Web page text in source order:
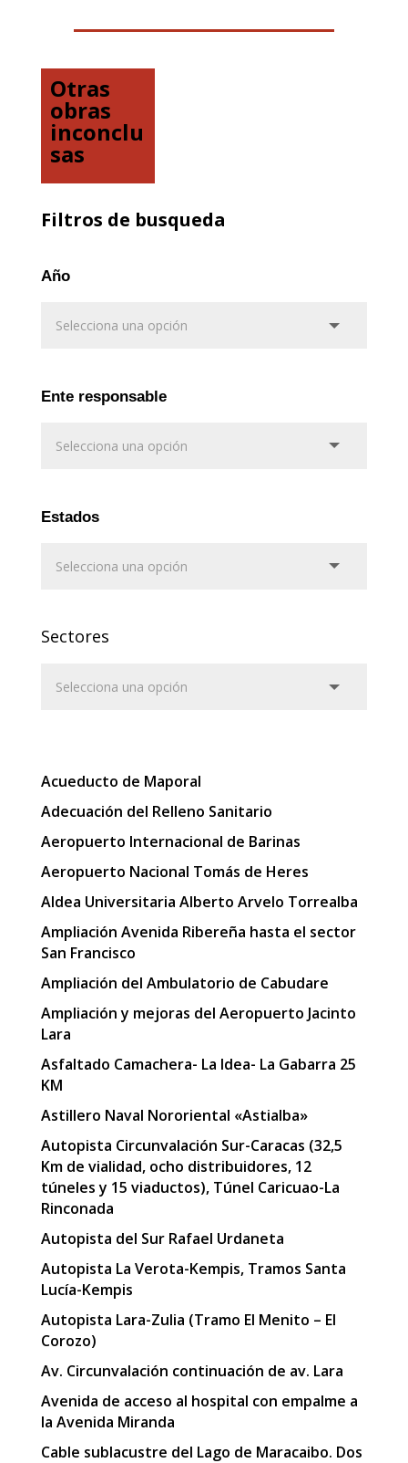
Otras
obras
inconclu
sas
Filtros de busqueda
Año
Ente responsable
Estados
Sectores
Acueducto de Maporal
Adecuación del Relleno Sanitario
Aeropuerto Internacional de Barinas
Aeropuerto Nacional Tomás de Heres
Aldea Universitaria Alberto Arvelo Torrealba
Ampliación Avenida Ribereña hasta el sector
San Francisco
Ampliación del Ambulatorio de Cabudare
Ampliación y mejoras del Aeropuerto Jacinto
Lara
Asfaltado Camachera- La Idea- La Gabarra 25
KM
Astillero Naval Nororiental «Astialba»
Autopista Circunvalación Sur-Caracas (32,5
Km de vialidad, ocho distribuidores, 12
túneles y 15 viaductos), Túnel Caricuao-La
Rinconada
Autopista del Sur Rafael Urdaneta
Autopista La Verota-Kempis, Tramos Santa
Lucía-Kempis
Autopista Lara-Zulia (Tramo El Menito – El
Corozo)
Av. Circunvalación continuación de av. Lara
Avenida de acceso al hospital con empalme a
la Avenida Miranda
Cable sublacustre del Lago de Maracaibo. Dos